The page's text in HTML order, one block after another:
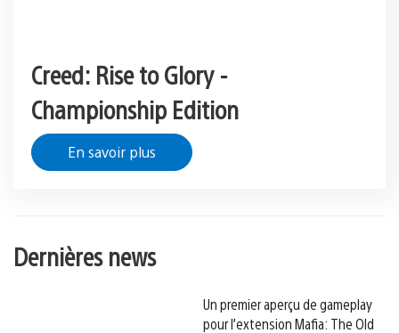
Creed: Rise to Glory -
Championship Edition
En savoir plus
Dernières news
Un premier aperçu de gameplay
pour l’extension Mafia: The Old